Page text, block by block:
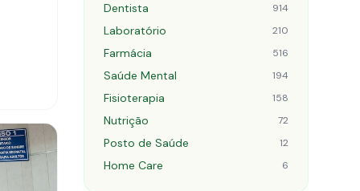
Dentista 914
Laboratório 210
Farmácia 516
Saúde Mental 194
Fisioterapia 158
Nutrição 72
Posto de Saúde 12
Home Care 6